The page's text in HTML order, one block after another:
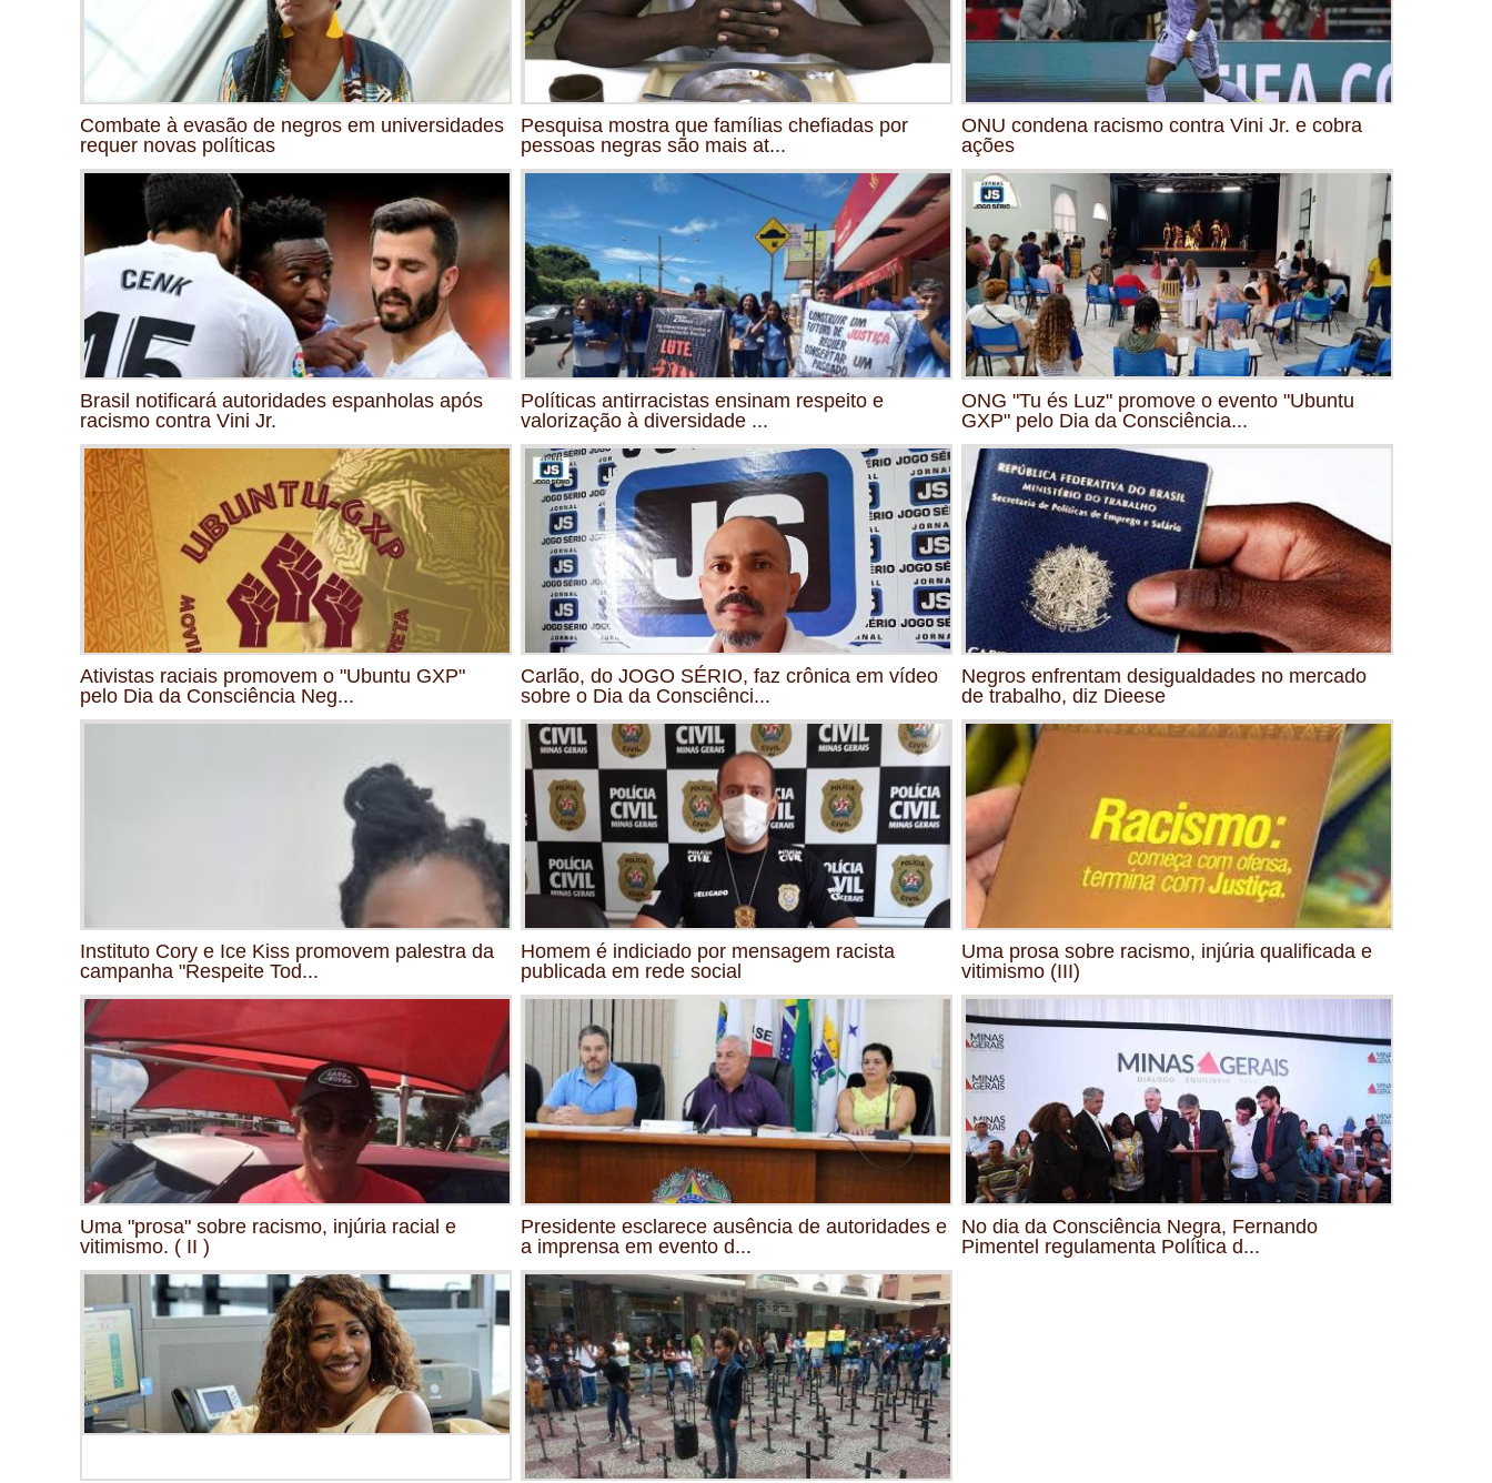
Combate à evasão de negros em universidades
requer novas políticas
Pesquisa mostra que famílias chefiadas por
pessoas negras são mais at...
ONU condena racismo contra Vini Jr. e cobra
ações
Brasil notificará autoridades espanholas após
racismo contra Vini Jr.
Políticas antirracistas ensinam respeito e
valorização à diversidade ...
ONG "Tu és Luz" promove o evento "Ubuntu
GXP" pelo Dia da Consciência...
Ativistas raciais promovem o "Ubuntu GXP"
pelo Dia da Consciência Neg...
Carlão, do JOGO SÉRIO, faz crônica em vídeo
sobre o Dia da Consciênci...
Negros enfrentam desigualdades no mercado
de trabalho, diz Dieese
Instituto Cory e Ice Kiss promovem palestra da
campanha "Respeite Tod...
Homem é indiciado por mensagem racista
publicada em rede social
Uma prosa sobre racismo, injúria qualificada e
vitimismo (III)
Uma "prosa" sobre racismo, injúria racial e
vitimismo. ( II )
Presidente esclarece ausência de autoridades e
a imprensa em evento d...
No dia da Consciência Negra, Fernando
Pimentel regulamenta Política d...